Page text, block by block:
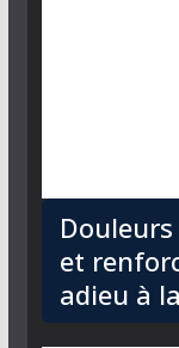
et
adieu à